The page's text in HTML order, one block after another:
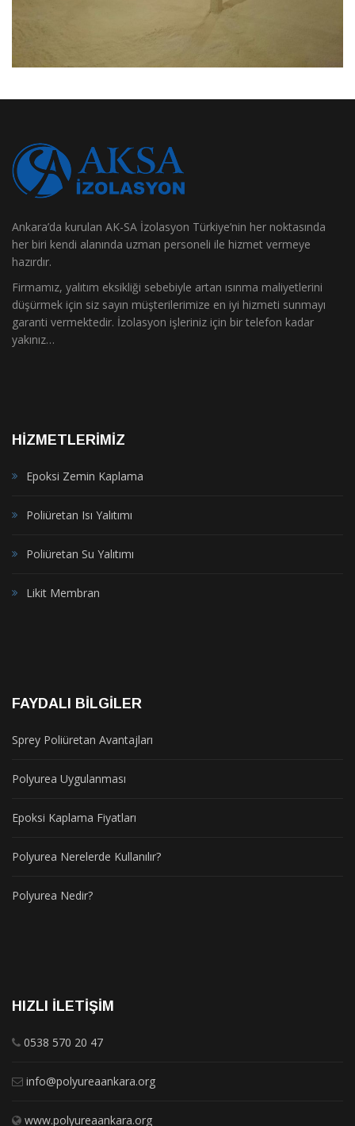
Ankara’da kurulan AK-SA İzolasyon Türkiye’nin her noktasında
her biri kendi alanında uzman personeli ile hizmet vermeye
hazırdır.
Firmamız, yalıtım eksikliği sebebiyle artan ısınma maliyetlerini
düşürmek için siz sayın müşterilerimize en iyi hizmeti sunmayı
garanti vermektedir. İzolasyon işleriniz için bir telefon kadar
yakınız…
HIZMETLERIMIZ
Epoksi Zemin Kaplama
Poliüretan Isı Yalıtımı
Poliüretan Su Yalıtımı
Likit Membran
FAYDALI BILGILER
Sprey Poliüretan Avantajları
Polyurea Uygulanması
Epoksi Kaplama Fiyatları
Polyurea Nerelerde Kullanılır?
Polyurea Nedir?
HIZLI İLETIŞIM
0538 570 20 47
info@polyureaankara.org
www.polyureaankara.org